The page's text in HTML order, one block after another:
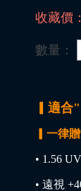
收藏價：
數量：
▎適合
▎一律
• 1.56
• 遠視